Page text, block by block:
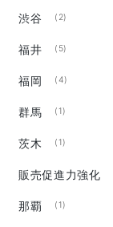
渋谷 (2)
福井 (5)
福岡 (4)
群馬 (1)
茨木 (1)
販売促進力強化
那覇 (1)